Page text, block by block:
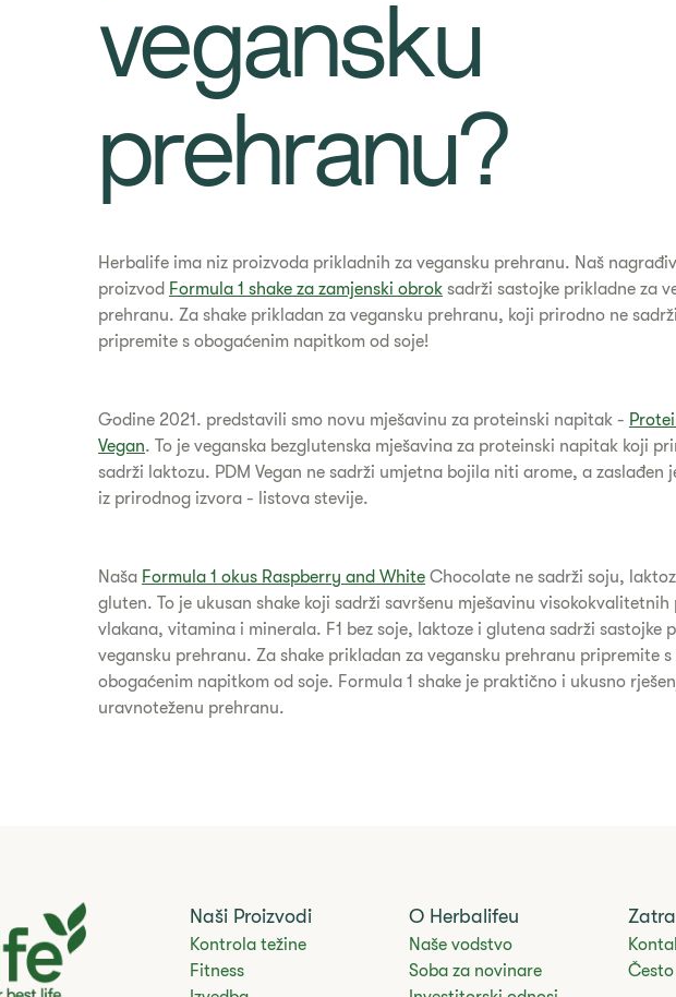
vegansku
prehranu?​
Herbalife ima niz proizvoda prikladnih za vegansku prehranu. Naš
proizvod Formula 1 shake za zamjenski obrok sadrži sastojke prikladne za
prehranu. Za shake prikladan za vegansku prehranu, koji prirodno ne
pripremite s obogaćenim napitkom od soje!
Godine 2021. predstavili smo novu mješavinu za proteinski napitak -
Vegan. To je veganska bezglutenska mješavina za proteinski napitak koji
sadrži laktozu. PDM Vegan ne sadrži umjetna bojila niti arome, a zaslađen
iz prirodnog izvora - listova stevije.
Naša Formula 1 okus Raspberry and White Chocolate ne sadrži soju,
gluten. To je ukusan shake koji sadrži savršenu mješavinu
vlakana, vitamina i minerala. F1 bez soje, laktoze i glutena sadrži sastojke
vegansku prehranu. Za shake prikladan za vegansku prehranu pripremite s
obogaćenim napitkom od soje. Formula 1 shake je praktično i ukusno
uravnoteženu prehranu.
Naši Proizvodi
Kontrola težine
Fitness
O Herbalifeu
Naše vodstvo
Soba za novinare